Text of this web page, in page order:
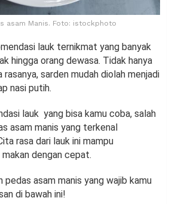
asam Manis. Foto: istockphoto
lauk ternikmat yang banyak
hingga orang dewasa. Tidak hanya
sarden mudah diolah menjadi
nasi putih.
lauk yang bisa kamu coba, salah
asam manis yang terkenal
rasa dari lauk ini mampu
dengan cepat.
pedas asam manis yang wajib kamu
di bawah ini!